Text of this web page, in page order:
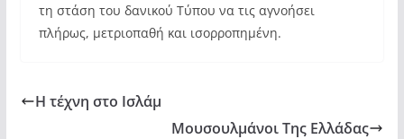
τη στάση του δανικού Τύπου να τις αγνοήσει
πλήρως, μετριοπαθή και ισορροπημένη.
Η τέχνη στο Ισλάμ
Μουσουλμάνοι Της Ελλάδας